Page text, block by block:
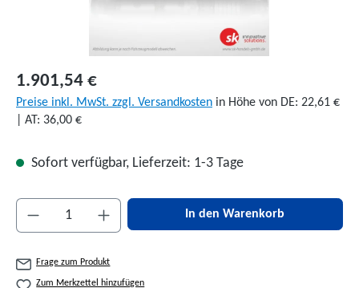
1.901,54 €
Preise inkl. MwSt. zzgl. Versandkosten in Höhe von DE: 22,61 €
| AT: 36,00 €
Sofort verfügbar, Lieferzeit: 1-3 Tage
Produkt Anzahl: Gib den gewünschten Wert
In den Warenkorb
Frage zum Produkt
Zum Merkzettel hinzufügen